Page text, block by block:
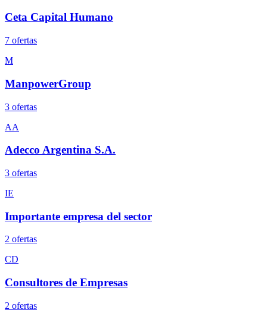
Ceta Capital Humano
7 ofertas
M
ManpowerGroup
3 ofertas
AA
Adecco Argentina S.A.
3 ofertas
IE
Importante empresa del sector
2 ofertas
CD
Consultores de Empresas
2 ofertas